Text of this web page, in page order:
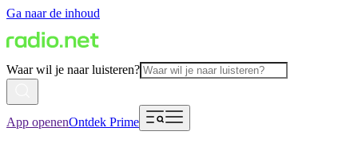
Ga naar de inhoud
Waar wil je naar luisteren?
App openenOntdek Prime